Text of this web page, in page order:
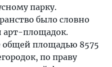
парку.
было словно
арт-площадок.
общей площадью 8575
по праву